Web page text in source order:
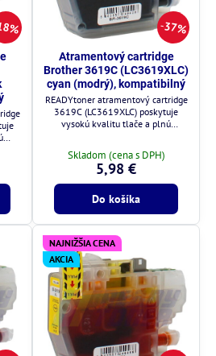
37%
Atramentový cartridge
Brother 3619C (LC3619XLC)
cyan (modrý), kompatibilný
READYtoner atramentový cartridge
3619C (LC3619XLC) poskytuje
vysokú kvalitu tlače a plnú
Skladom (cena s DPH)
5,98 €
Do košíka
NAJNIŽŠIA CENA
AKCIA